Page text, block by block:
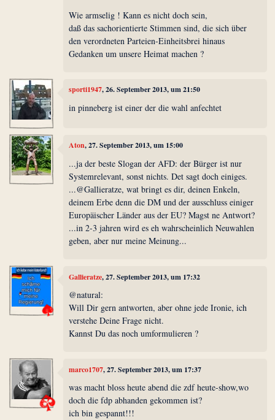
Wie armselig ! Kann es nicht doch sein,
daß das sachorientierte Stimmen sind, die sich über
den verordneten Parteien-Einheitsbrei hinaus
Gedanken um unsere Heimat machen ?
sporti1947, 26. September 2013, um 21:50
in pinneberg ist einer der die wahl anfechtet
Aton, 27. September 2013, um 15:00
...ja der beste Slogan der AFD: der Bürger ist nur
Systemrelevant, sonst nichts. Det sagt doch einiges.
...@Gallieratze, wat bringt es dir, deinen Enkeln,
deinem Erbe denn die DM und der ausschluss einiger
Europäischer Länder aus der EU? Magst ne Antwort?
...in 2-3 jahren wird es eh wahrscheinlich Neuwahlen
geben, aber nur meine Meinung...
Gallieratze, 27. September 2013, um 17:32
@natural:
Will Dir gern antworten, aber ohne jede Ironie, ich
verstehe Deine Frage nicht.
Kannst Du das noch umformulieren ?
marco1707, 27. September 2013, um 17:37
was macht bloss heute abend die zdf heute-show,wo
doch die fdp abhanden gekommen ist?
ich bin gespannt!!!